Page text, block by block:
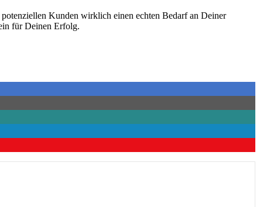
Kunden wirklich einen echten Bedarf an Deiner
für Deinen Erfolg.